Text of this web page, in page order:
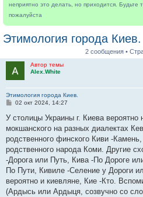
неприятно это делать, но приходится. Будьте
пожалуйста
Этимология города Киев.
2 сообщения •
Автор темы
Alex.White
Этимология города Киев.
С
о
щ
е
н
и
е
02 окт 2024, 14:27
У столицы Украины г. Киева вероятно
мокшанского на разных диалектах
родственного финского Киви -
родственного народа Коми. Другие
-Дорога или Путь, Кива -По Дороге
По Пути, Кивиле -Селение у Дороги
вероятно и киевляне, Кие -Кто.
(Ардысь или Ардыця, созвучно со